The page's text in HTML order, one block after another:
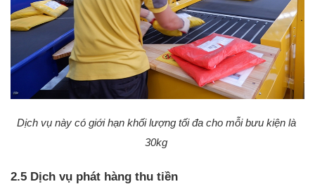
Dịch vụ này có giới hạn khối lượng tối đa cho mỗi bưu kiện là
30kg
2.5 Dịch vụ phát hàng thu tiền